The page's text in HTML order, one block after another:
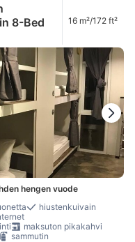
8-Bed
16 m²/172 ft²
hengen vuode
hiustenkuivain
maksuton pikakahvi
sammutin